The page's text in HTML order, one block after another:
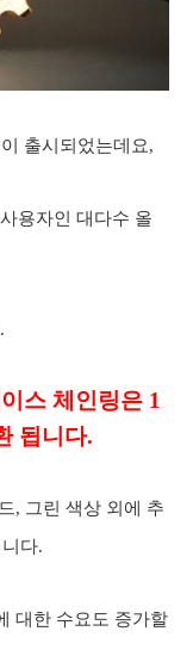
출시되었는데요,
용자인 대다수 올
스 체인링은 1
됩니다.
, 그린 색상 외에 추
다.
대한 수요도 증가할